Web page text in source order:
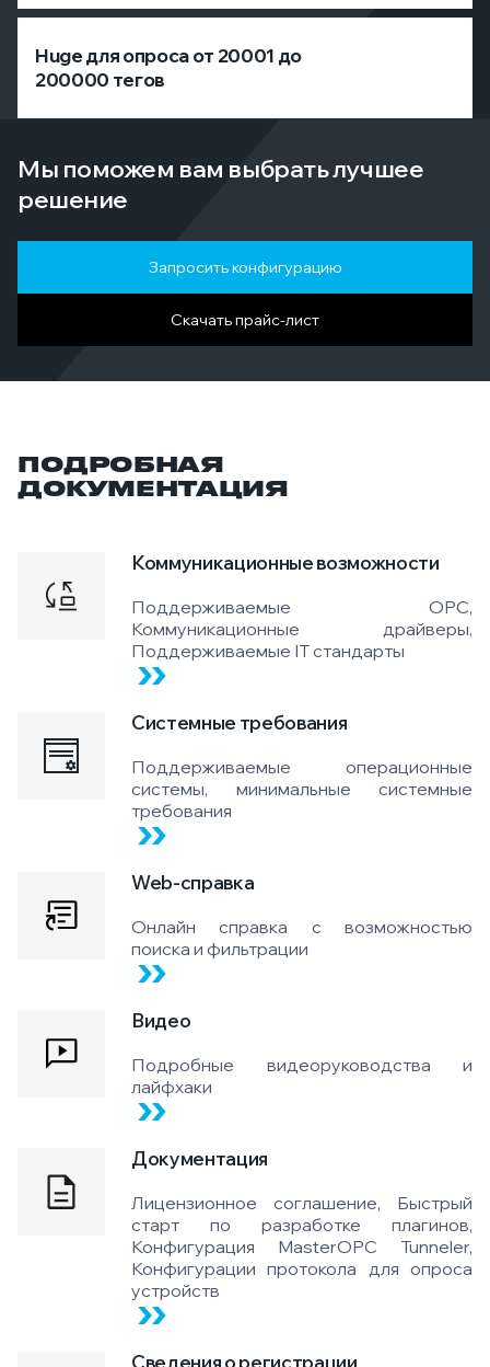
Huge для опроса от 20001 до
200000 тегов
Мы поможем вам выбрать лучшее
решение
Запросить конфигурацию
Скачать прайс-лист
ПОДРОБНАЯ
ДОКУМЕНТАЦИЯ
Коммуникационные возможности
Поддерживаемые OPC,
Коммуникационные драйверы,
Поддерживаемые IT стандарты
Системные требования
Поддерживаемые операционные
системы, минимальные системные
требования
Web-справка
Онлайн справка с возможностью
поиска и фильтрации
Видео
Подробные видеоруководства и
лайфхаки
Документация
Лицензионное соглашение, Быстрый
старт по разработке плагинов,
Конфигурация MasterOPC Tunneler,
Конфигурации протокола для опроса
устройств